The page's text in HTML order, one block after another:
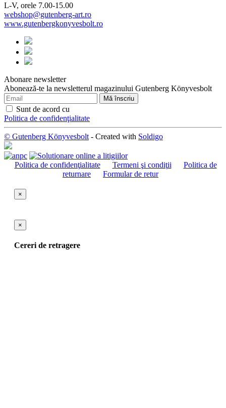
L-V, orele 7.00-15.00
webshop@gutenberg-art.ro
www.gutenbergkonyvesbolt.ro
Abonare newsletter
Abonează-te la newsletterul magazinului Gutenberg Könyvesbolt
Sunt de acord cu
Politica de confidenţialitate
© Gutenberg Könyvesbolt - Created with Soldigo
Politica de confidenţialitate Termeni şi condiţii
Politica de
returnare
Formular de retur
×
×
Cereri de retragere